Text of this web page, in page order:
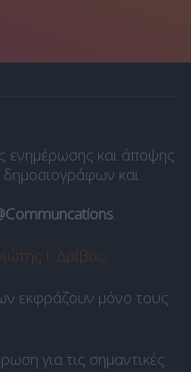
ενημέρωσης και άποψης
και
.
Ι. Δρίβας.
εκφράζουν μόνο τους
για τις σημαντικές